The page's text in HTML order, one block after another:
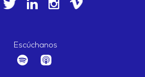
Escúchanos